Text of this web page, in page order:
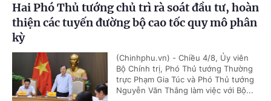
Hai Phó Thủ tướng chủ trì rà soát đầu tư, hoàn
thiện các tuyến đường bộ cao tốc quy mô phân
kỳ
(Chinhphu.vn) - Chiều 4/8, Ủy viên
Bộ Chính trị, Phó Thủ tướng Thường
trực Phạm Gia Túc và Phó Thủ tướng
Nguyễn Văn Thắng làm việc với Bộ...